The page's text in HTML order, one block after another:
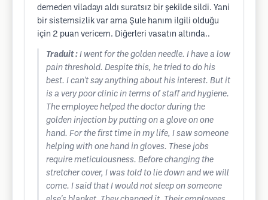
demeden viladayı aldı suratsız bir şekilde sildi. Yani
bir sistemsizlik var ama Şule hanım ilgili olduğu
için 2 puan vericem. Diğerleri vasatın altında..
Traduit : I went for the golden needle. I have a low
pain threshold. Despite this, he tried to do his
best. I can't say anything about his interest. But it
is a very poor clinic in terms of staff and hygiene.
The employee helped the doctor during the
golden injection by putting on a glove on one
hand. For the first time in my life, I saw someone
helping with one hand in gloves. These jobs
require meticulousness. Before changing the
stretcher cover, I was told to lie down and we will
come. I said that I would not sleep on someone